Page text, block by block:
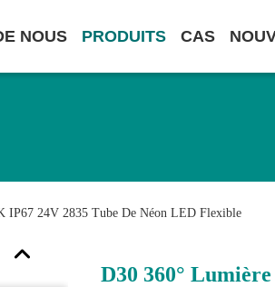
NOUS PRODUITS CAS
IP67 24V 2835 Tube De Néon LED Flexible
D30 360°